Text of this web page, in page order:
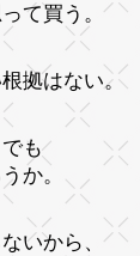
て買う。
拠はない。
も
か。
いから、